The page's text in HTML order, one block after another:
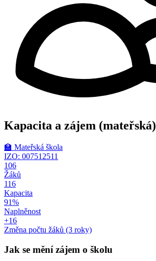
Kapacita a zájem (mateřská)
🏫 Mateřská škola
IZO: 007512511
106
Žáků
116
Kapacita
91%
Naplněnost
+16
Změna počtu žáků (3 roky)
Jak se mění zájem o školu